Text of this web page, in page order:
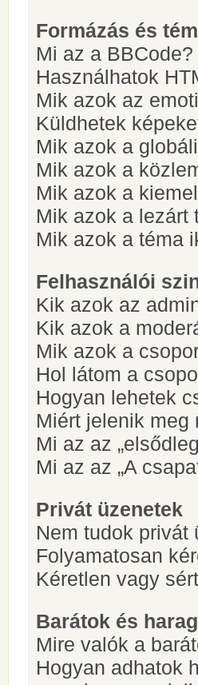
Formázás és
Mi az a BBCode?
Használhatok
Mik azok az
Küldhetek
Mik azok a
Mik azok a
Mik azok a
Mik azok a lezárt
Mik azok a téma
Felhasználói
Kik azok az
Kik azok a
Mik azok a
Hol látom a
Hogyan lehetek
Miért jelenik meg
Mi az az
Mi az az „A
Privát üzenetek
Nem tudok privát
Folyamatosan
Kéretlen vagy
Barátok és
Mire valók a
Hogyan adhatok